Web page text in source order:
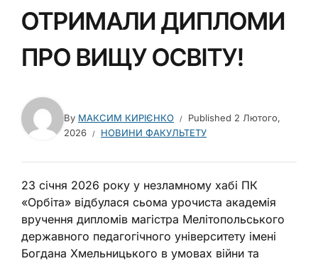
ОТРИМАЛИ ДИПЛОМИ
ПРО ВИЩУ ОСВІТУ!
By МАКСИМ КИРІЄНКО Published 2 Лютого,
2026
НОВИНИ ФАКУЛЬТЕТУ
23 січня 2026 року у незламному хабі ПК
«Орбіта» відбулася сьома урочиста академія
вручення дипломів магістра Мелітопольського
державного педагогічного університету імені
Богдана Хмельницького в умовах війни та